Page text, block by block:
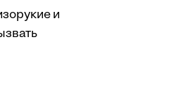
и